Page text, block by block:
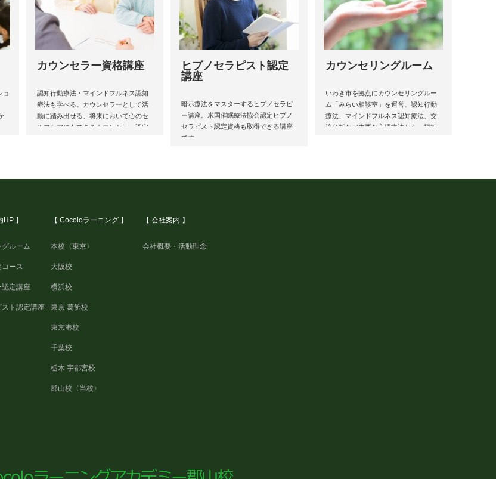
ョ
カウンセラー資格講座
認知行動療法・マインドフルネス認知
療法も学べる。カウンセラーとして活
動に踏み出せる、将来において心のセ
ルフケアにもできるカウンセラー認定
ヒプノセラピスト認定
講座
暗示療法をマスターするヒプノセラピ
ー講座。米国催眠療法協会認定ヒプノ
セラピスト認定資格も取得できる講座
です。
カウンセリングルーム
いわき市を拠点にカウンセリングルー
ム「みらい相談室」を運営。認知行動
療法、マインドフルネス認知療法、交
流分析など主要な心理療法から、福祉
HP 】
ルーム
コース
認定講座
スト認定講座
【 Cocoloラーニング 】
本校〈東京〉
大阪校
横浜校
東京 葛飾校
東京港校
千葉校
栃木 宇都宮校
郡山校〈当校〉
【 会社案内 】
会社概要・活動理念